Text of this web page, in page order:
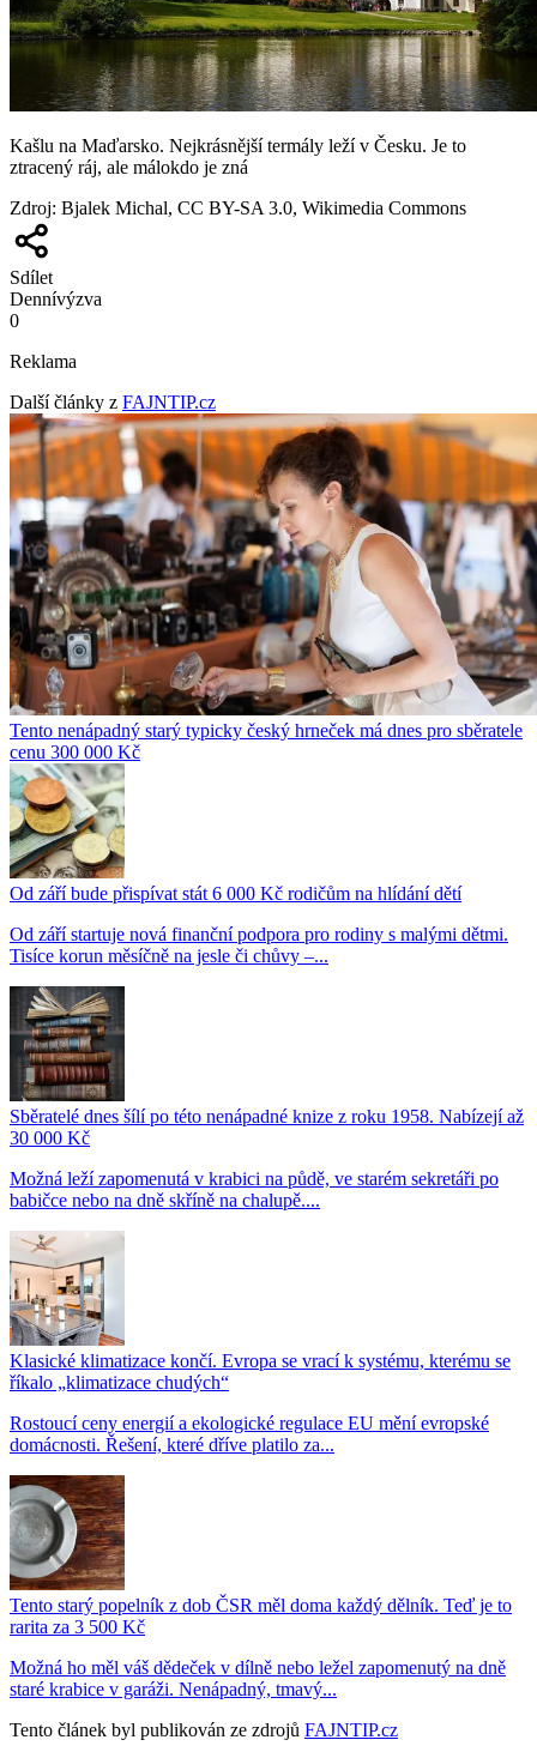
Kašlu na Maďarsko. Nejkrásnější termály leží v Česku. Je to
ztracený ráj, ale málokdo je zná
Zdroj: Bjalek Michal, CC BY-SA 3.0, Wikimedia Commons
Sdílet
Dennívýzva
0
Reklama
Další články z FAJNTIP.cz
Tento nenápadný starý typicky český hrneček má dnes pro sběratele
cenu 300 000 Kč
Od září bude přispívat stát 6 000 Kč rodičům na hlídání dětí
Od září startuje nová finanční podpora pro rodiny s malými dětmi.
Tisíce korun měsíčně na jesle či chůvy –...
Sběratelé dnes šílí po této nenápadné knize z roku 1958. Nabízejí až
30 000 Kč
Možná leží zapomenutá v krabici na půdě, ve starém sekretáři po
babičce nebo na dně skříně na chalupě....
Klasické klimatizace končí. Evropa se vrací k systému, kterému se
říkalo „klimatizace chudých“
Rostoucí ceny energií a ekologické regulace EU mění evropské
domácnosti. Řešení, které dříve platilo za...
Tento starý popelník z dob ČSR měl doma každý dělník. Teď je to
rarita za 3 500 Kč
Možná ho měl váš dědeček v dílně nebo ležel zapomenutý na dně
staré krabice v garáži. Nenápadný, tmavý...
Tento článek byl publikován ze zdrojů FAJNTIP.cz